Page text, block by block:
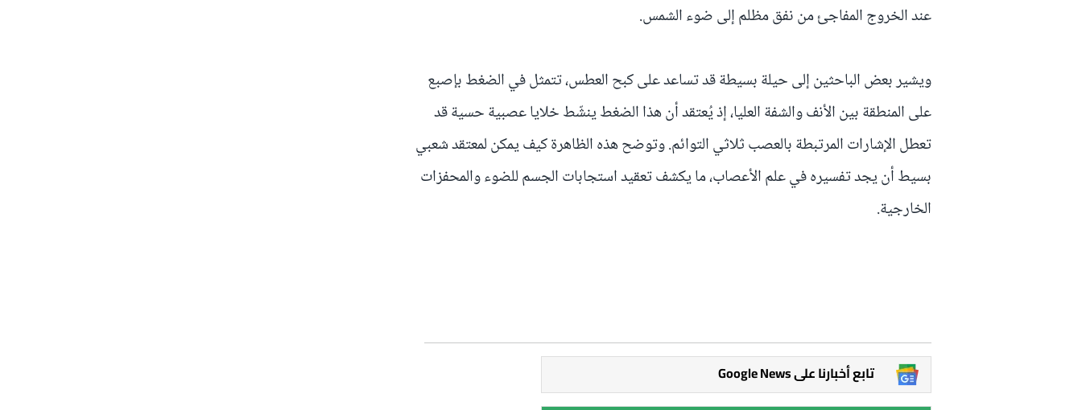
عند الخروج المفاجئ من نفق مظلم إلى ضوء الشمس.
ويشير بعض الباحثين إلى حيلة بسيطة قد تساعد على كبح العطس، تتمثل في الضغط بإصبع
على المنطقة بين الأنف والشفة العليا، إذ يُعتقد أن هذا الضغط ينشّط خلايا عصبية حسية قد
تعطل الإشارات المرتبطة بالعصب ثلاثي التوائم. وتوضح هذه الظاهرة كيف يمكن لمعتقد شعبي
بسيط أن يجد تفسيره في علم الأعصاب، ما يكشف تعقيد استجابات الجسم للضوء والمحفزات
الخارجية.
Google News تابع أخبارنا على